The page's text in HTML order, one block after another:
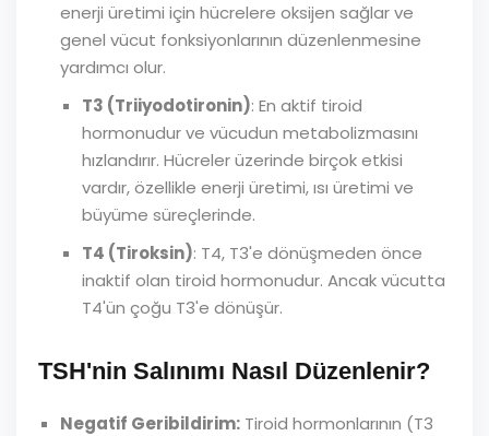
enerji üretimi için hücrelere oksijen sağlar ve
genel vücut fonksiyonlarının düzenlenmesine
yardımcı olur.
T3 (Triiyodotironin): En aktif tiroid
hormonudur ve vücudun metabolizmasını
hızlandırır. Hücreler üzerinde birçok etkisi
vardır, özellikle enerji üretimi, ısı üretimi ve
büyüme süreçlerinde.
T4 (Tiroksin): T4, T3'e dönüşmeden önce
inaktif olan tiroid hormonudur. Ancak vücutta
T4'ün çoğu T3'e dönüşür.
TSH'nin Salınımı Nasıl Düzenlenir?
Negatif Geribildirim: Tiroid hormonlarının (T3